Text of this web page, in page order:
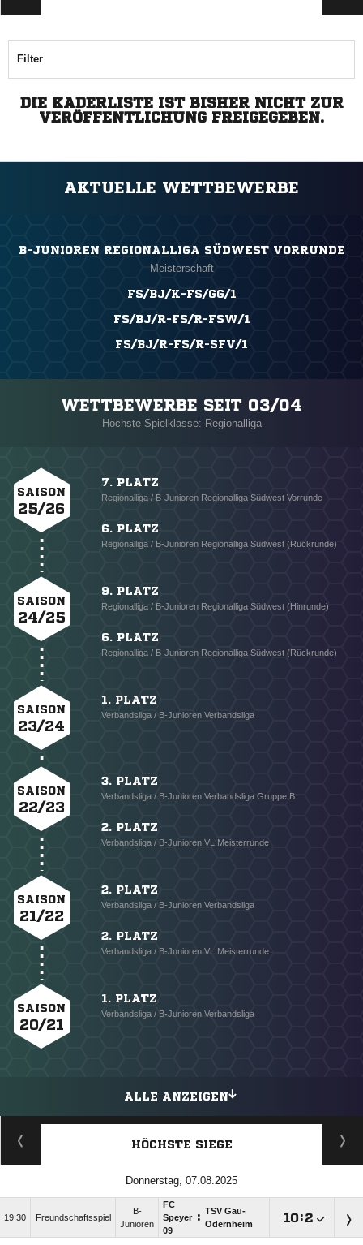
Filter
DIE KADERLISTE IST BISHER NICHT ZUR
VERÖFFENTLICHUNG FREIGEGEBEN.
AKTUELLE WETTBEWERBE
B-JUNIOREN REGIONALLIGA SÜDWEST VORRUNDE
Meisterschaft
FS/BJ/K-FS/GG/1
FS/BJ/R-FS/R-FSW/1
FS/BJ/R-FS/R-SFV/1
WETTBEWERBE SEIT 03/04
Höchste Spielklasse: Regionalliga
SAISON
25/26
7. PLATZ
Regionalliga / B-Junioren Regionalliga Südwest Vorrunde
6. PLATZ
Regionalliga / B-Junioren Regionalliga Südwest (Rückrunde)
SAISON
24/25
9. PLATZ
Regionalliga / B-Junioren Regionalliga Südwest (Hinrunde)
6. PLATZ
Regionalliga / B-Junioren Regionalliga Südwest (Rückrunde)
SAISON
23/24
1. PLATZ
Verbandsliga / B-Junioren Verbandsliga
SAISON
22/23
3. PLATZ
Verbandsliga / B-Junioren Verbandsliga Gruppe B
2. PLATZ
Verbandsliga / B-Junioren VL Meisterrunde
SAISON
21/22
2. PLATZ
Verbandsliga / B-Junioren Verbandsliga
2. PLATZ
Verbandsliga / B-Junioren VL Meisterrunde
SAISON
20/21
1. PLATZ
Verbandsliga / B-Junioren Verbandsliga
ALLE ANZEIGEN
HÖCHSTE SIEGE
Donnerstag, 07.08.2025
19:30 Freundschaftsspiel
B-
Junioren
FC
Speyer
09
: TSV Gau-
Odernheim
: